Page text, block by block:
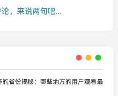
，来说两句吧...
省份揭秘：哪些地方的用户观看最